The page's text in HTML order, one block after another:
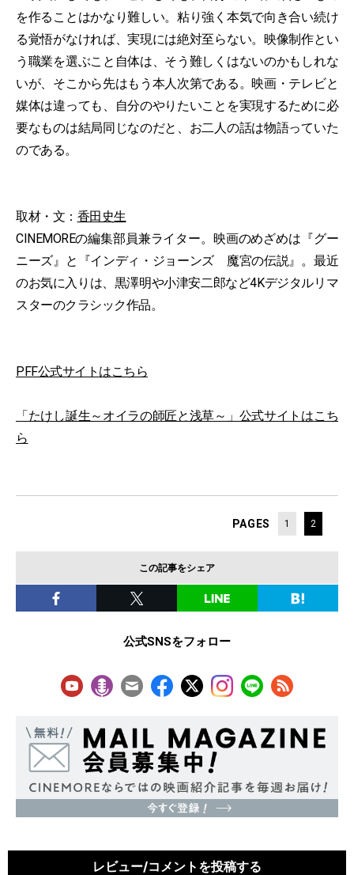
を作ることはかなり難しい。粘り強く本気で向き合い続け
る覚悟がなければ、実現には絶対至らない。映像制作とい
う職業を選ぶこと自体は、そう難しくはないのかもしれな
いが、そこから先はもう本人次第である。映画・テレビと
媒体は違っても、自分のやりたいことを実現するために必
要なものは結局同じなのだと、お二人の話は物語っていた
のである。
取材・文： 香田史生
CINEMOREの編集部員兼ライター。映画のめざめは『グー
ニーズ』と『インディ・ジョーンズ 魔宮の伝説』。最近
のお気に入りは、黒澤明や小津安二郎など4Kデジタルリマ
スターのクラシック作品。
PFF公式サイトはこちら
「たけし誕生～オイラの師匠と浅草～」公式サイトはこち
ら
PAGES 1 2
この記事をシェア
公式SNSをフォロー
レビュー/コメントを投稿する